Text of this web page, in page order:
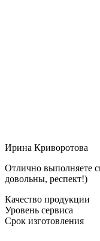
Ирина Криворотова
Отлично выполняете
довольны, респект!)
Качество продукции
Уровень сервиса
Срок изготовления